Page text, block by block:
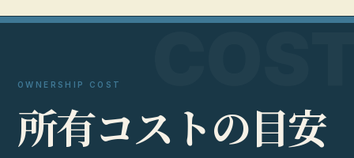
OWNERSHIP COST
所有コス トの目安